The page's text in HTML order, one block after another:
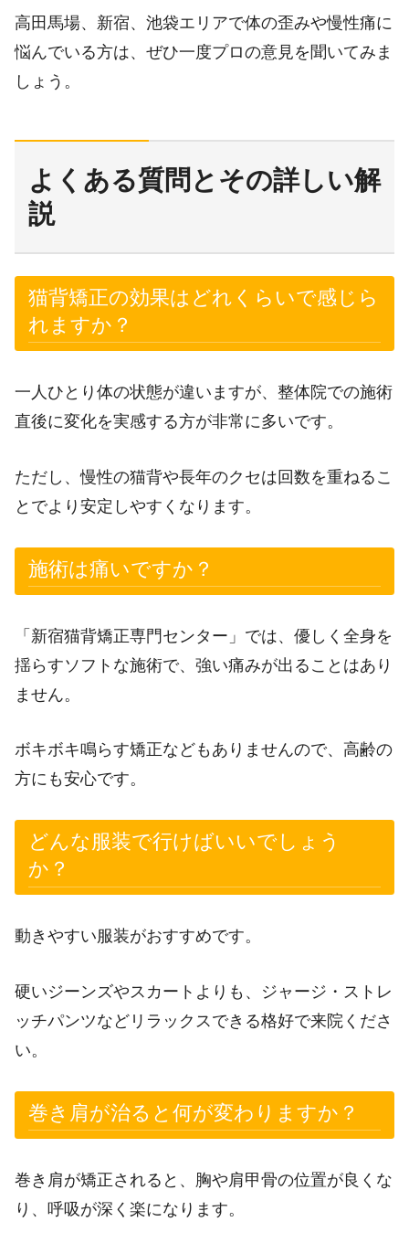
高田馬場、新宿、池袋エリアで体の歪みや慢性痛に
悩んでいる方は、ぜひ一度プロの意見を聞いてみま
しょう。
よくある質問とその詳しい解
説
猫背矯正の効果はどれくらいで感じら
れますか？
一人ひとり体の状態が違いますが、整体院での施術
直後に変化を実感する方が非常に多いです。
ただし、慢性の猫背や長年のクセは回数を重ねるこ
とでより安定しやすくなります。
施術は痛いですか？
「新宿猫背矯正専門センター」では、優しく全身を
揺らすソフトな施術で、強い痛みが出ることはあり
ません。
ボキボキ鳴らす矯正などもありませんので、高齢の
方にも安心です。
どんな服装で行けばいいでしょう
か？
動きやすい服装がおすすめです。
硬いジーンズやスカートよりも、ジャージ・ストレ
ッチパンツなどリラックスできる格好で来院くださ
い。
巻き肩が治ると何が変わりますか？
巻き肩が矯正されると、胸や肩甲骨の位置が良くな
り、呼吸が深く楽になります。